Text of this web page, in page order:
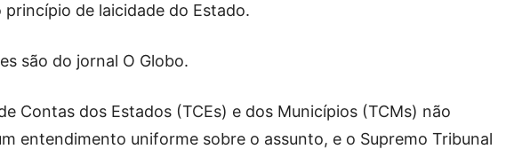
de laicidade do Estado.
são do jornal O Globo.
Contas dos Estados (TCEs) e dos Municípios (TCMs) não
entendimento uniforme sobre o assunto, e o Supremo Tribunal